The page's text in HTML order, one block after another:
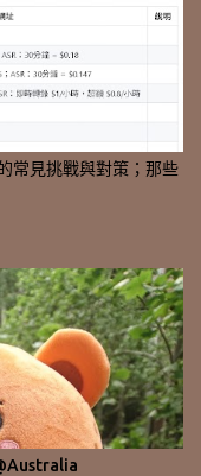
常見挑戰與對策；那些